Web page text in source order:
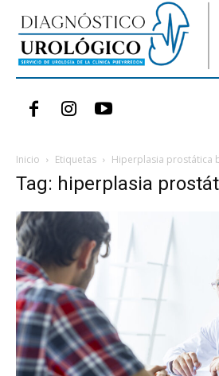
Inicio Etiquetas Hiperplasia prostática
Tag: hiperplasia